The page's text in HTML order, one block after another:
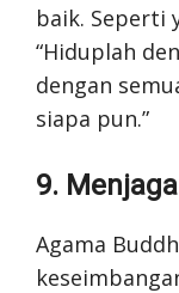
baik. Seperti
“Hiduplah
dengan
siapa pun.”
9.
Agama